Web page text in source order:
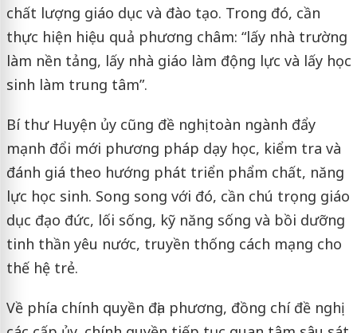
chất lượng giáo dục và đào tạo. Trong đó, cần
thực hiện hiệu quả phương châm: “lấy nhà trường
làm nền tảng, lấy nhà giáo làm động lực và lấy học
sinh làm trung tâm”.
Bí thư Huyện ủy cũng đề nghị toàn ngành đẩy
mạnh đổi mới phương pháp dạy học, kiểm tra và
đánh giá theo hướng phát triển phẩm chất, năng
lực học sinh. Song song với đó, cần chú trọng giáo
dục đạo đức, lối sống, kỹ năng sống và bồi dưỡng
tinh thần yêu nước, truyền thống cách mạng cho
thế hệ trẻ.
Về phía chính quyền địa phương, đồng chí đề nghị